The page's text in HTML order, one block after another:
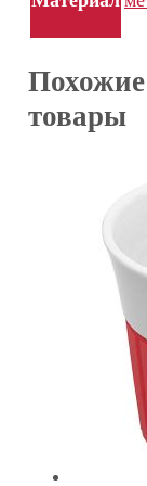
Похожие
товары